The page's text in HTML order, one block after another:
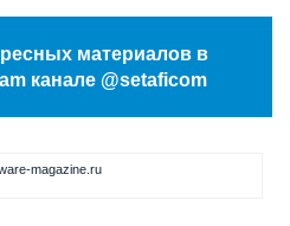
материалов в
канале @setaficom
magazine.ru